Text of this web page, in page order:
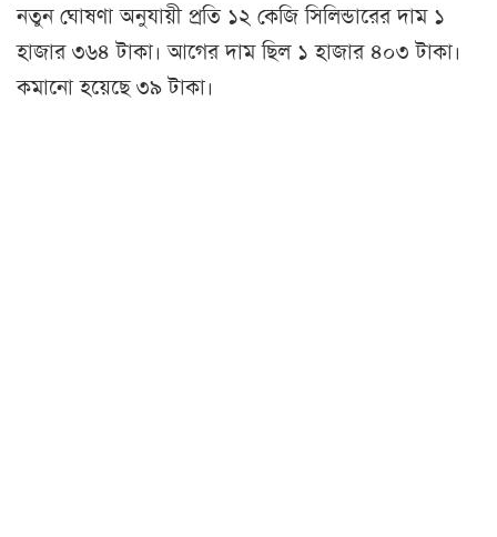
নতুন ঘোষণা অনুযায়ী প্রতি ১২ কেজি সিলিন্ডারের দাম ১
হাজার ৩৬৪ টাকা। আগের দাম ছিল ১ হাজার ৪০৩ টাকা।
কমানো হয়েছে ৩৯ টাকা।